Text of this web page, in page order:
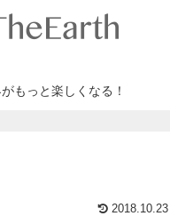
もっと楽しくなる！
2018.10.23